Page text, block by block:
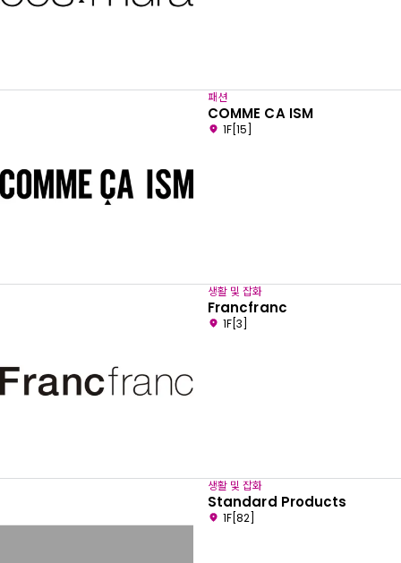
원하는 언어를 선택하세요
패션
COMME CA ISM
1F[15]
생활 및 잡화
Francfranc
1F[3]
생활 및 잡화
Standard Products
1F[82]